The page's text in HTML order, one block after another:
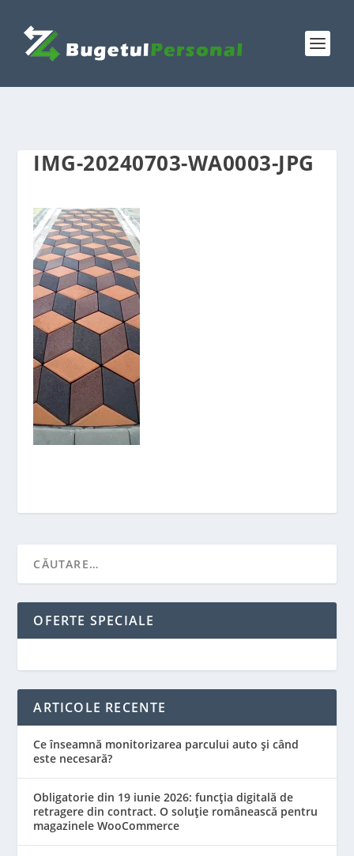
IMG-20240703-WA0003-JPG
OFERTE SPECIALE
ARTICOLE RECENTE
Ce înseamnă monitorizarea parcului auto și când
este necesară?
Obligatorie din 19 iunie 2026: funcția digitală de
retragere din contract. O soluție românească pentru
magazinele WooCommerce